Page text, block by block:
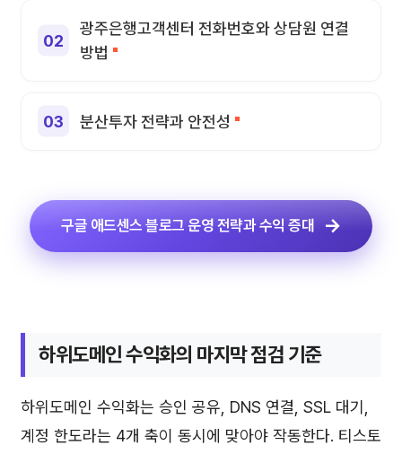
광주은행고객센터 전화번호와 상담원 연결
방법
분산투자 전략과 안전성
구글 애드센스 블로그 운영 전략과 수익 증대
하위도메인 수익화의 마지막 점검 기준
하위도메인 수익화는 승인 공유, DNS 연결, SSL 대기,
계정 한도라는 4개 축이 동시에 맞아야 작동한다. 티스토